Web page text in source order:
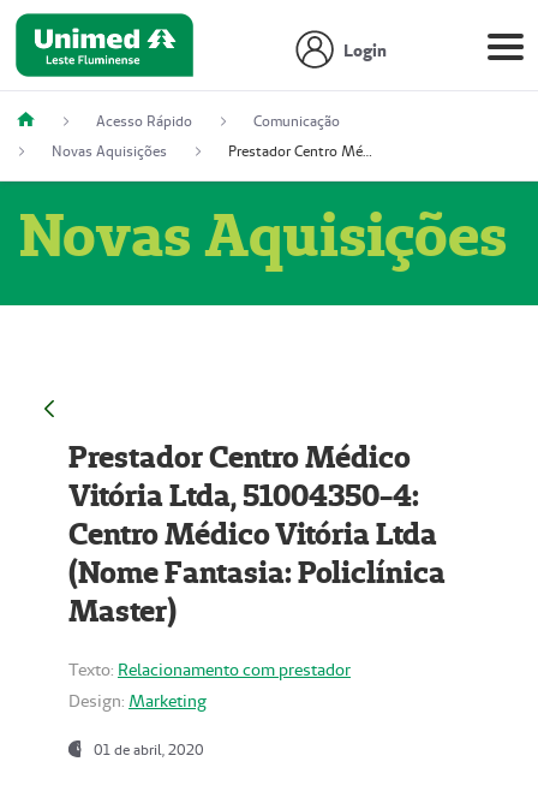
Login
Acesso Rápido
Comunicação
Novas Aquisições
Prestador Centro Médico Vitória Ltda, 51004350-4: Centro Médico Vitória Ltda (Nome Fantasia: Policlínica Master)
Novas Aquisições
Prestador Centro Médico
Vitória Ltda, 51004350-4:
Centro Médico Vitória Ltda
(Nome Fantasia: Policlínica
Master)
Texto: Relacionamento com prestador
Design: Marketing
01 de abril, 2020